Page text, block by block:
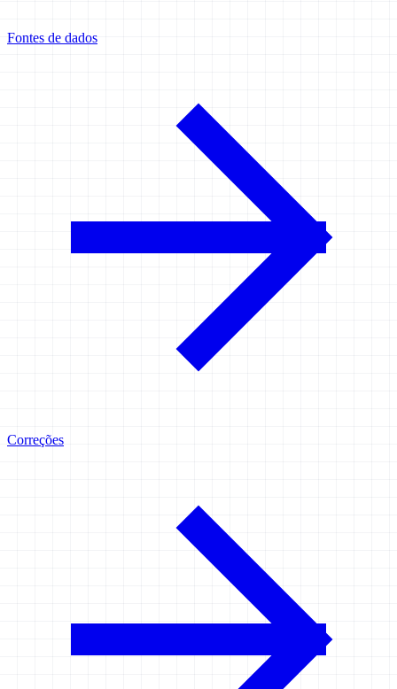
Fontes de dados
Correções